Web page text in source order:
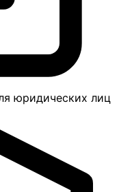
юридических лиц